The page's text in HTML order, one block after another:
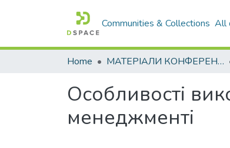
Communities & Collections All
Home МАТЕРІАЛИ КОНФЕРЕНЦІЙ
Особливості
менеджменті